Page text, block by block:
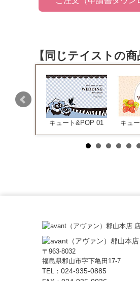
【同じテイストの商
キュート&POP 01 キュ
〒963-8032
福島県郡山市字下亀田17-7
TEL： 024-935-0885